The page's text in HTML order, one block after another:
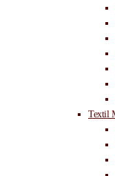
Textil